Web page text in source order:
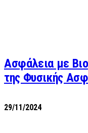
Ασφάλεια με
της Φυσικής
29/11/2024